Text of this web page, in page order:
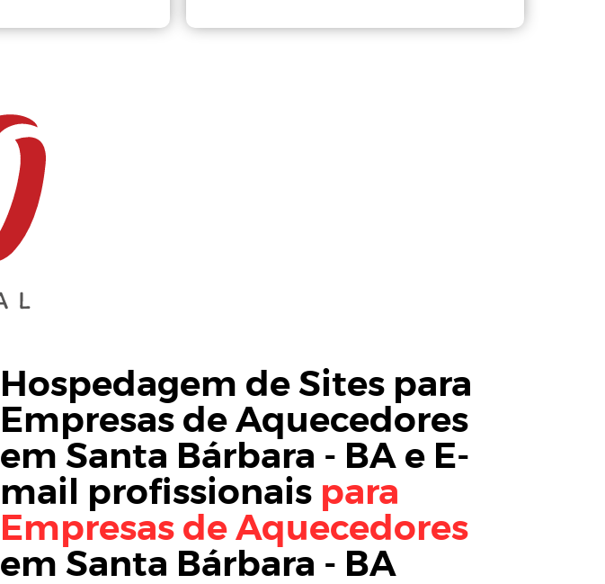
Hospedagem de Sites para
Empresas de Aquecedores
em Santa Bárbara - BA e E-
mail profissionais para
Empresas de Aquecedores
em Santa Bárbara - BA